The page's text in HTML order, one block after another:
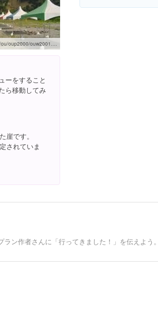
ーをすること
ら移動してみ
崖です。
されていま
ラン作者さんに「行ってきました！」を伝えよう。